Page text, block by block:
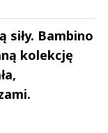
siły. Bambino
kolekcję